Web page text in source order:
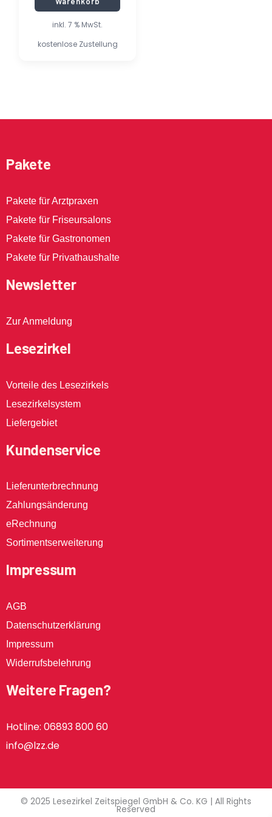
inkl. 7 % MwSt.
kostenlose Zustellung
Pakete
Pakete für Arztpraxen
Pakete für Friseursalons
Pakete für Gastronomen
Pakete für Privathaushalte
Newsletter
Zur Anmeldung
Lesezirkel
Vorteile des Lesezirkels
Lesezirkelsystem
Liefergebiet
Kundenservice
Lieferunterbrechnung
Zahlungsänderung
eRechnung
Sortimentserweiterung
Impressum
AGB
Datenschutzerklärung
Impressum
Widerrufsbelehrung
Weitere Fragen?
Hotline: 06893 800 60
info@lzz.de
© 2025 Lesezirkel Zeitspiegel GmbH & Co. KG | All Rights
Reserved